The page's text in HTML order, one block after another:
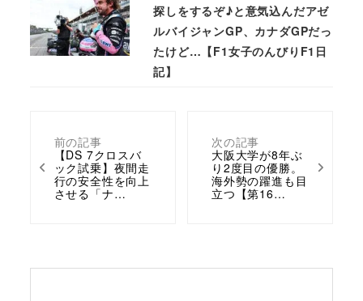
前の記事
【DS 7クロスバ
ック試乗】夜間走
行の安全性を向上
させる「ナ…
次の記事
大阪大学が8年ぶ
り2度目の優勝。
海外勢の躍進も目
立つ【第16…
探しをするぞ♪と意気込んだアゼ
ルバイジャンGP、カナダGPだっ
たけど…【F1女子のんびりF1日
記】